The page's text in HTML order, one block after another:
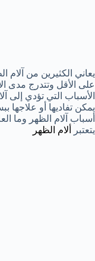
يعاني الكثيرين من آلام
على الأقل وتتدرج مدى
الأسباب التي تؤدي إلى
يمكن تفاديها أو
أسباب آلام الظهر وما
يتعتبر
ألام الظهر